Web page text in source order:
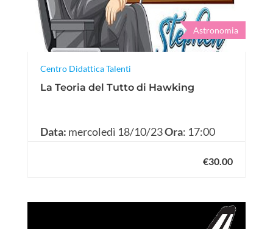
Astronomia
Centro Didattica Talenti
La Teoria del Tutto di Hawking
Data: mercoledì 18/10/23Ora: 17:00
€30.00